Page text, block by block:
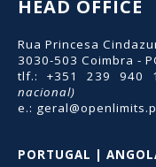
HEAD OFFICE
Rua Princesa
3030-503 Coimbra -
tlf.: +351 239
nacional)
e.:
PORTUGAL |